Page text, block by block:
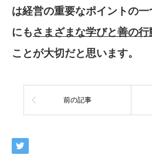
は経営の重要なポイントの
にも さまざまな学びと善の行
ことが大切だと思います。
前の記事